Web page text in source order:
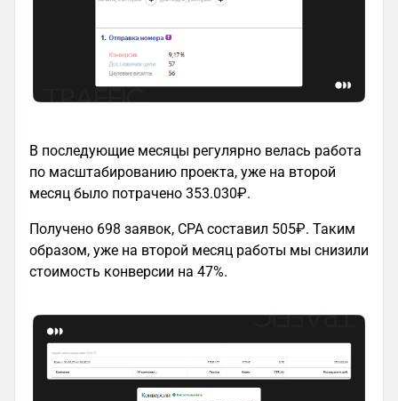
В последующие месяцы регулярно велась работа
по масштабированию проекта, уже на второй
месяц было потрачено 353.030₽.
Получено 698 заявок, CPA составил 505₽. Таким
образом, уже на второй месяц работы мы снизили
стоимость конверсии на 47%.